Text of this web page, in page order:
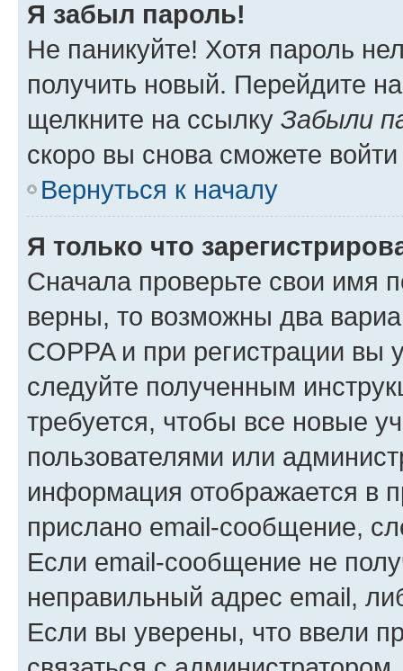
Я забыл пароль!
Не паникуйте! Хотя пароль
получить новый. Перейдите
щелкните на ссылку Забыли
скоро вы снова сможете
Вернуться к началу
Я только что
Сначала проверьте свои имя
верны, то возможны два
COPPA и при регистрации вы
следуйте полученным
требуется, чтобы все новые
пользователями или
информация отображается в
прислано email-сообщение,
Если email-сообщение не
неправильный адрес email,
Если вы уверены, что ввели